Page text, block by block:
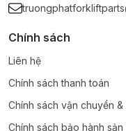
4G64, 4DR5, 4DQ5,
KOMATSU:
6D125;
TCM:
4FA1, 4FE1, C190,
Chính sách
Liên hệ
Chính sách thanh toán
Chính sách vận chuyển
Chính sách bảo hành sản